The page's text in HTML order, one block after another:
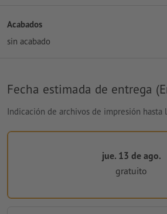
Acabados
sin acabado
Fecha estimada de entrega
Indicación de archivos de impresión hasta
jue. 13 de ago.
gratuito